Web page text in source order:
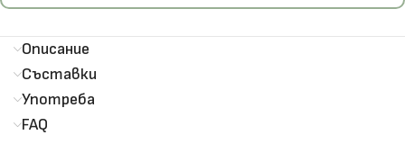
Описание
Съставки
Употреба
FAQ